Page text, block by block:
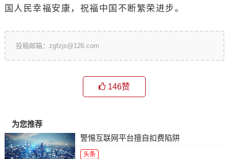
国人民幸福安康，祝福中国不断繁荣进步。
投稿邮箱：zgfzjs@126.com
146赞
为您推荐
警惕互联网平台擅自扣费陷阱
头条